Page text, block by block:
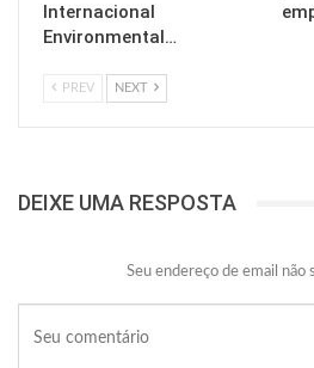
Internacional
Environmental…
PREV NEXT
DEIXE UMA RESPOSTA
Seu endereço de email não